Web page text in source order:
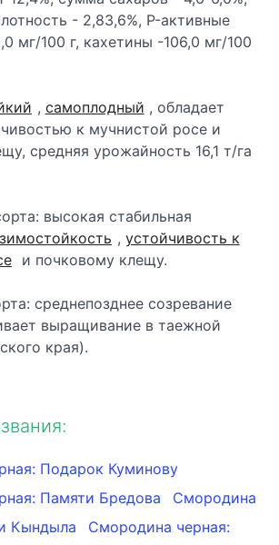
- 2,83,6%, P-активные
мг/100 г, кахетины -106,0 мг/100
, самоплодный , обладает
к мучнистой росе и
средняя урожайность 16,1 т/га
высокая стабильная
зимостойкость , устойчивость к
и почковому клещу.
среднепозднее созревание
выращивание в таежной
края).
Подарок Куминову
Памяти Бредова
Смородина
Кындыла
Смородина черная: